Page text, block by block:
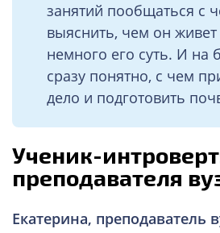
занятий пообщаться с
выяснить, чем он
немного его суть. И на
сразу понятно, с чем
дело и подготовить
Ученик-
преподавателя
Екатерина, преподаватель